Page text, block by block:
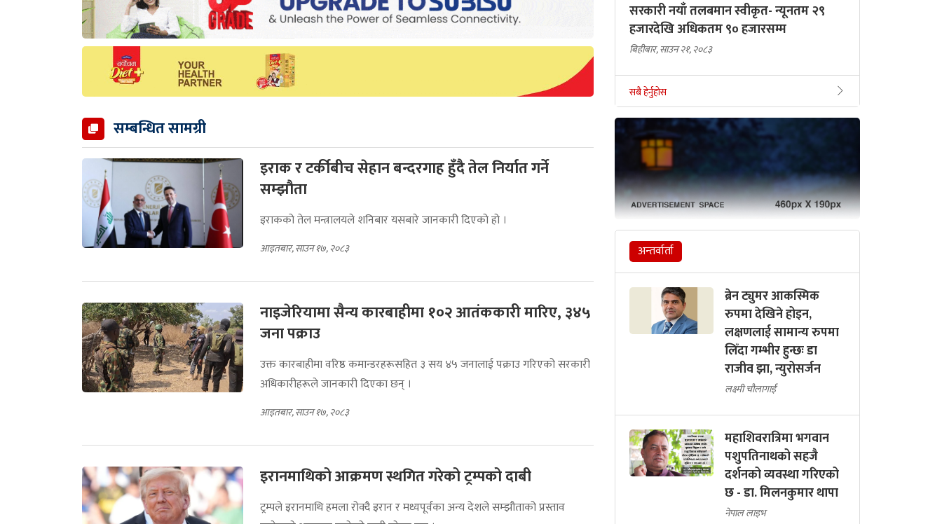
सम्बन्धित सामग्री
इराक र टर्कीबीच सेहान बन्दरगाह हुँदै तेल निर्यात गर्ने
सम्झौता
इराकको तेल मन्त्रालयले शनिबार यसबारे जानकारी दिएको हो ।
आइतबार, साउन १७, २०८३
नाइजेरियामा सैन्य कारबाहीमा १०२ आतंककारी मारिए, ३४५
जना पक्राउ
उक्त कारबाहीमा वरिष्ठ कमान्डरहरूसहित ३ सय ४५ जनालाई पक्राउ गरिएको सरकारी
अधिकारीहरूले जानकारी दिएका छन् ।
आइतबार, साउन १७, २०८३
इरानमाथिको आक्रमण स्थगित गरेको ट्रम्पको दाबी
ट्रम्पले इरानमाथि हमला रोक्दै इरान र मध्यपूर्वका अन्य देशले सम्झौताको प्रस्ताव
सरकारी नयाँ तलबमान स्वीकृत- न्यूनतम २९
हजारदेखि अधिकतम ९० हजारसम्म
बिहीबार, साउन २१, २०८३
सबै हेर्नुहोस
अन्तर्वार्ता
ब्रेन ट्युमर आकस्मिक
रुपमा देखिने होइन,
लक्षणलाई सामान्य रुपमा
लिँदा गम्भीर हुन्छः डा
राजीव झा, न्युरोसर्जन
लक्ष्मी चौलागाईं
महाशिवरात्रिमा भगवान
पशुपतिनाथको सहजै
दर्शनको व्यवस्था गरिएको
छ - डा. मिलनकुमार थापा
नेपाल लाइभ